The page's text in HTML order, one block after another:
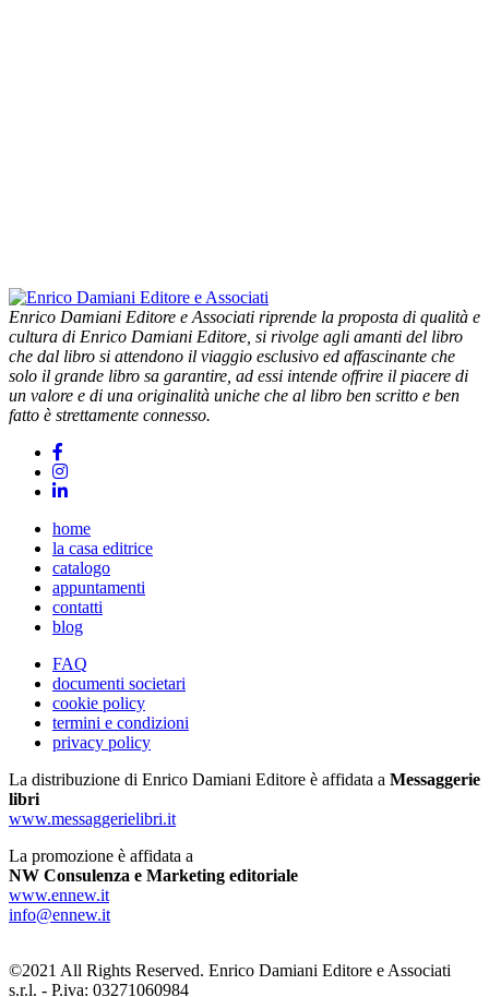
Enrico Damiani Editore e Associati riprende la proposta di qualità e
cultura di Enrico Damiani Editore, si rivolge agli amanti del libro
che dal libro si attendono il viaggio esclusivo ed affascinante che
solo il grande libro sa garantire, ad essi intende offrire il piacere di
un valore e di una originalità uniche che al libro ben scritto e ben
fatto è strettamente connesso.
home
la casa editrice
catalogo
appuntamenti
contatti
blog
FAQ
documenti societari
cookie policy
termini e condizioni
privacy policy
La distribuzione di Enrico Damiani Editore è affidata a Messaggerie
libri
www.messaggerielibri.it
La promozione è affidata a
NW Consulenza e Marketing editoriale
www.ennew.it
info@ennew.it
©2021 All Rights Reserved. Enrico Damiani Editore e Associati
s.r.l. - P.iva: 03271060984